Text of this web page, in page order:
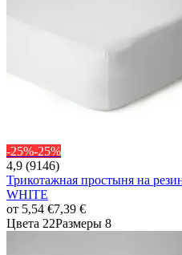
-25%-25%
4,9 (9146)
Трикотажная простыня на
WHITE
от 5,54 €7,39 €
Цвета 22Размеры 8